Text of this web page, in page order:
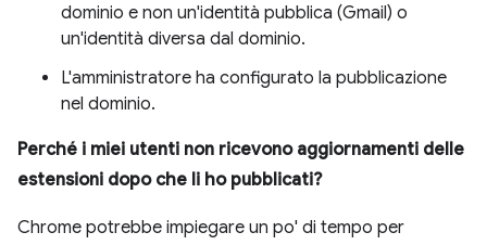
dominio e non un'identità pubblica (Gmail) o
un'identità diversa dal dominio.
L'amministratore ha configurato la pubblicazione
nel dominio.
Perché i miei utenti non ricevono aggiornamenti delle
estensioni dopo che li ho pubblicati?
Chrome potrebbe impiegare un po' di tempo per